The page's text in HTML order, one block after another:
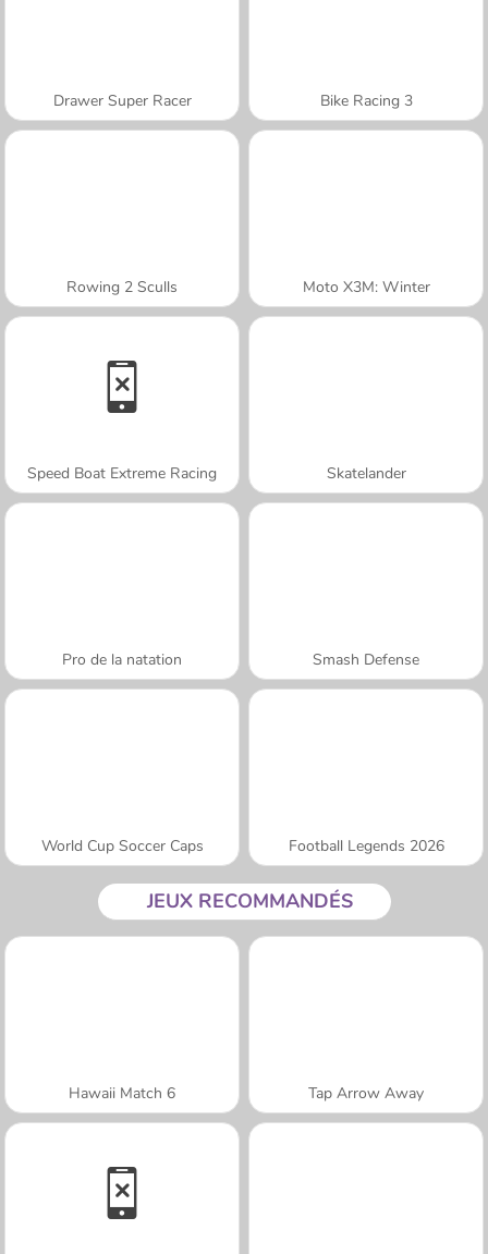
Drawer Super Racer Bike Racing 3
Rowing 2 Sculls Moto X3M: Winter
Speed Boat Extreme Racing Skatelander
Pro de la natation Smash Defense
World Cup Soccer Caps Football Legends 2026
JEUX RECOMMANDÉS
Hawaii Match 6 Tap Arrow Away